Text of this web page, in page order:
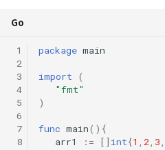
Go
1
2
3
4
5
6
7
8
package main
import
(
"fmt"
)
func main(){
arr1
:= [] int{1 , 2, 3,